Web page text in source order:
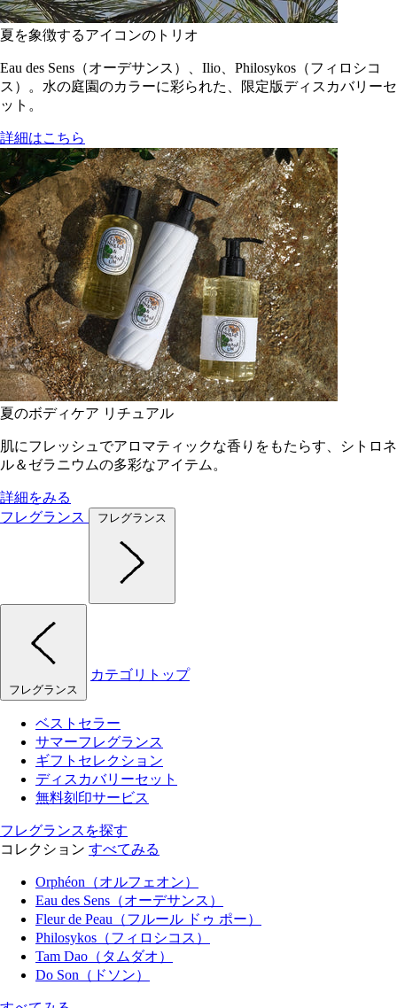
夏を象徴するアイコンのトリオ
Eau des Sens（オーデサンス）、Ilio、Philosykos（フィロシコ
ス）。水の庭園のカラーに彩られた、限定版ディスカバリーセ
ット。
詳細はこちら
夏のボディケア リチュアル
肌にフレッシュでアロマティックな香りをもたらす、シトロネ
ル＆ゼラニウムの多彩なアイテム。
詳細をみる
フレグランス
フレグランス
フレグランス
カテゴリトップ
ベストセラー
サマーフレグランス
ギフトセレクション
ディスカバリーセット
無料刻印サービス
フレグランスを探す
コレクション すべてみる
Orphéon（オルフェオン）
Eau des Sens（オーデサンス）
Fleur de Peau（フルール ドゥ ポー）
Philosykos（フィロシコス）
Tam Dao（タムダオ）
Do Son（ドソン）